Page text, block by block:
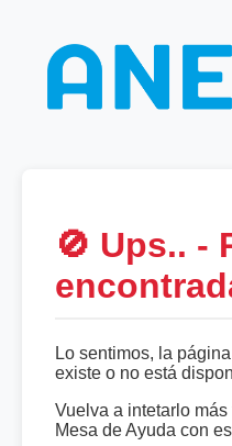
🚫 Ups.. -
Lo sentimos, la
existe o no está
Vuelva a intetarlo
Mesa de Ayuda con